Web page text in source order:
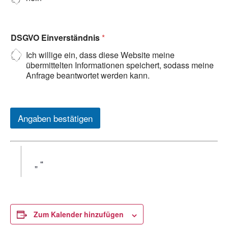
DSGVO Einverständnis*
Ich willige ein, dass diese Website meine
übermittelten Informationen speichert, sodass meine
Anfrage beantwortet werden kann.
Angaben bestätigen
Zum Kalender hinzufügen